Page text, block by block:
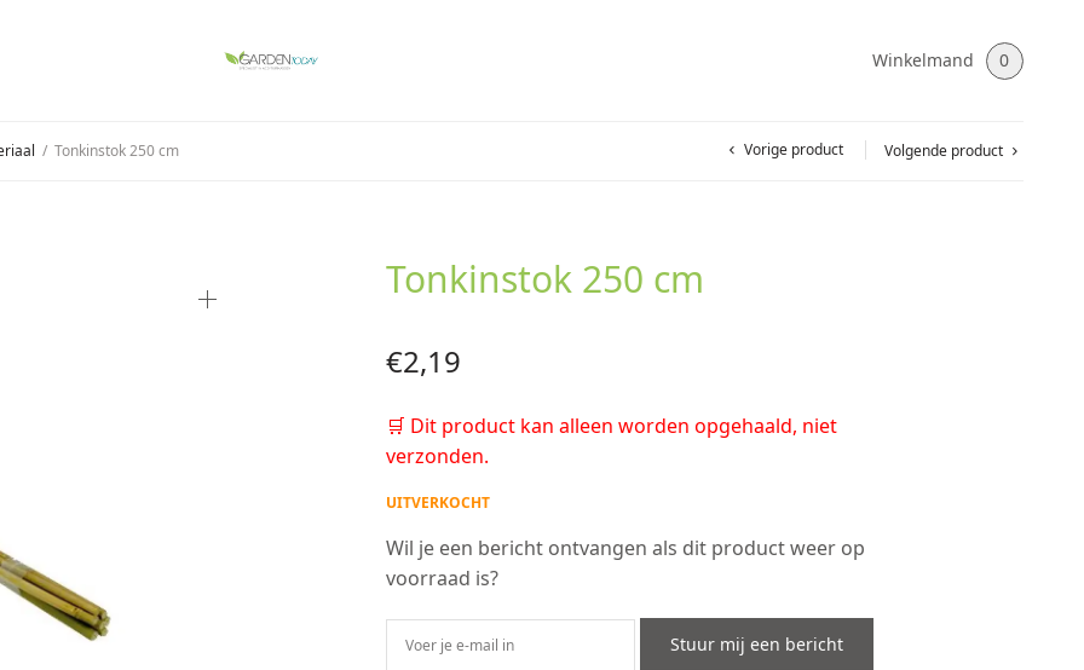
Winkelmand 0
/ Tonkinstok 250 cm Vorige product Volgende product
Tonkinstok 250 cm
€2,19
🛒 Dit product kan alleen worden opgehaald, niet
verzonden.
UITVERKOCHT
Wil je een bericht ontvangen als dit product weer op
voorraad is?
Stuur mij een bericht